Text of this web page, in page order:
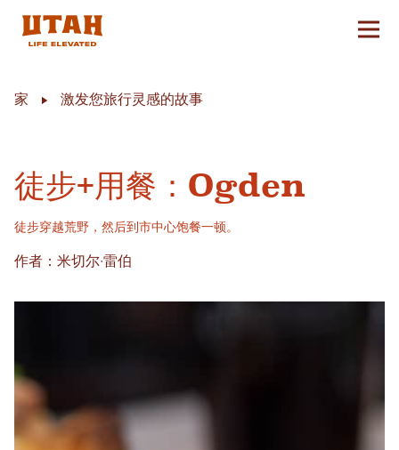
切换
家 激发您旅行灵感的故事
徒步+用餐：Ogden
徒步穿越荒野，然后到市中心饱餐一顿。
作者：米切尔·雷伯